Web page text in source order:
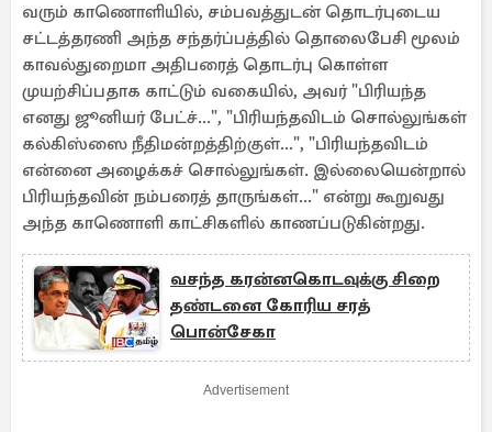
வரும் காணொளியில், சம்பவத்துடன் தொடர்புடைய
சட்டத்தரணி அந்த சந்தர்ப்பத்தில் தொலைபேசி மூலம்
காவல்துறைமா அதிபரைத் தொடர்பு கொள்ள
முயற்சிப்பதாக காட்டும் வகையில், அவர் "பிரியந்த
எனது ஜூனியர் பேட்ச்...", "பிரியந்தவிடம் சொல்லுங்கள்
கல்கிஸ்ஸை நீதிமன்றத்திற்குள்...", "பிரியந்தவிடம்
என்னை அழைக்கச் சொல்லுங்கள். இல்லையென்றால்
பிரியந்தவின் நம்பரைத் தாருங்கள்..." என்று கூறுவது
அந்த காணொளி காட்சிகளில் காணப்படுகின்றது.
வசந்த கரன்னகொடவுக்கு சிறை
தண்டனை கோரிய சரத்
பொன்சேகா
Advertisement